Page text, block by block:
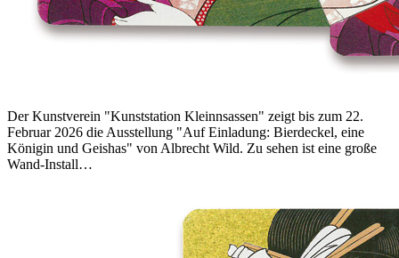
Der Kunstverein "Kunststation Kleinnsassen" zeigt bis zum 22.
Februar 2026 die Ausstellung "Auf Einladung: Bierdeckel, eine
Königin und Geishas" von Albrecht Wild. Zu sehen ist eine große
Wand-Install…